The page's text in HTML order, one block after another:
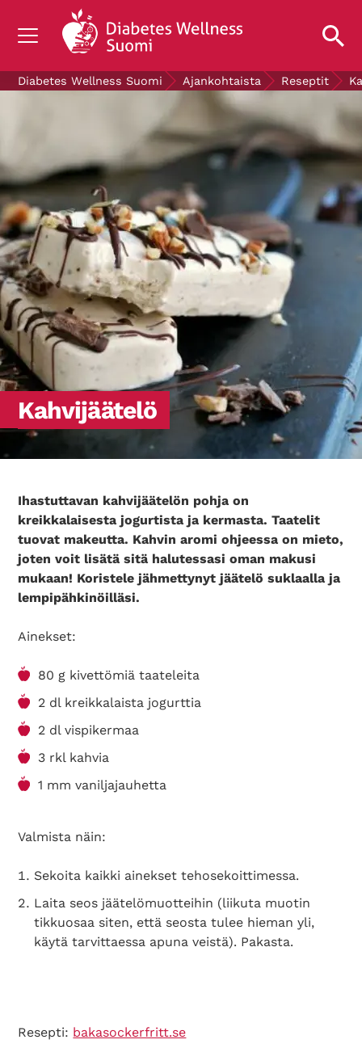
TIETOA DIABETEKSESTA
TIETOA MEISTÄ
ILMAISET DIABETESTUOTTEET
LAHJOITA
Mittaa verensokerisi
Diabetes Wellness Suomi Ajankohtaista Reseptit
Kahvijäätelö
Ihastuttavan kahvijäätelön pohja on
kreikkalaisesta jogurtista ja kermasta. Taatelit
tuovat makeutta. Kahvin aromi ohjeessa on mieto,
joten voit lisätä sitä halutessasi oman makusi
mukaan! Koristele jähmettynyt jäätelö suklaalla ja
lempipähkinöilläsi.
Ainekset:
80 g kivettömiä taateleita
2 dl kreikkalaista jogurttia
2 dl vispikermaa
3 rkl kahvia
1 mm vaniljajauhetta
Valmista näin:
Sekoita kaikki ainekset tehosekoittimessa.
Laita seos jäätelömuotteihin (liikuta muotin
tikkuosaa siten, että seosta tulee hieman yli,
käytä tarvittaessa apuna veistä). Pakasta.
Resepti: bakasockerfritt.se